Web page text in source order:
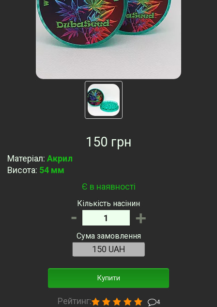
150 грн
Матеріал: Акрил
Висота: 54 мм
Є в наявності
Кількість насінин
- +
Сума замовлення
Купити
Рейтинг: 4